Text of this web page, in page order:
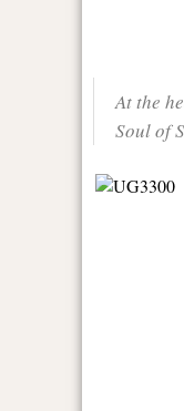
At the
Soul of